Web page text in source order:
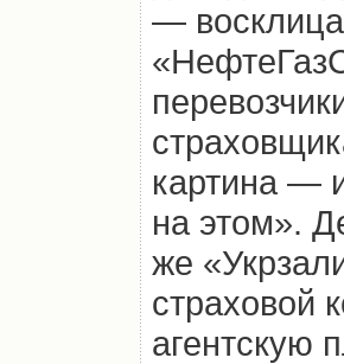
—
картина —
на этом».
же
страховой
агентскую